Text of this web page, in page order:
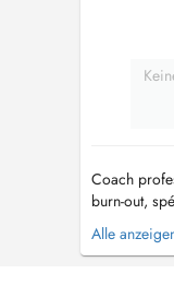
Coach
burn-out,
Préparateur
sportifs de
Alle